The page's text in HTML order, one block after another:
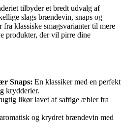
tilbyder et bredt udvalg af
slags brændevin, snaps og
klassiske smagsvarianter til mere
produkter, der vil pirre dine
Snaps: En klassiker med en perfekt
krydderier.
likør lavet af saftige æbler fra
og krydret brændevin med